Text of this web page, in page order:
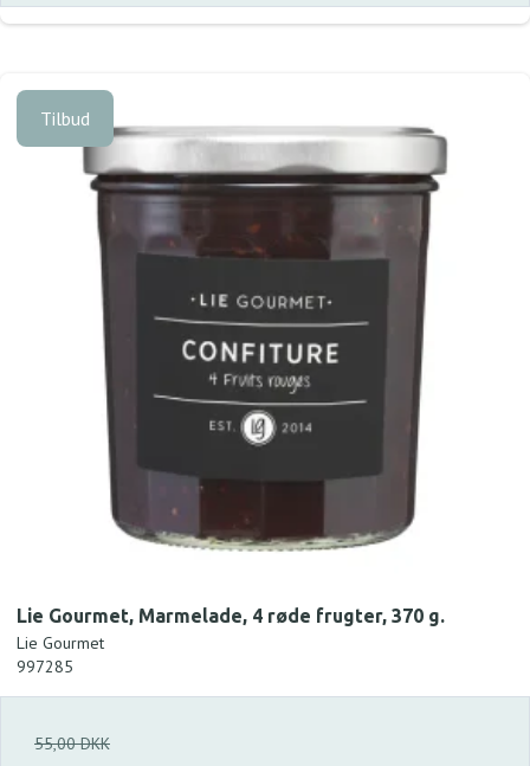
Tilbud
Lie Gourmet, Marmelade, 4 røde frugter, 370 g.
Lie Gourmet
997285
55,00 DKK